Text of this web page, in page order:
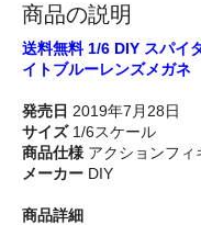
商品の説明
送料無料 1/6 DIY スパイ
イトブルーレンズメガネ
発売日 2019年7月28日
サイズ1/6スケール
商品仕様 アクションフィ
メーカー DIY
商品詳細